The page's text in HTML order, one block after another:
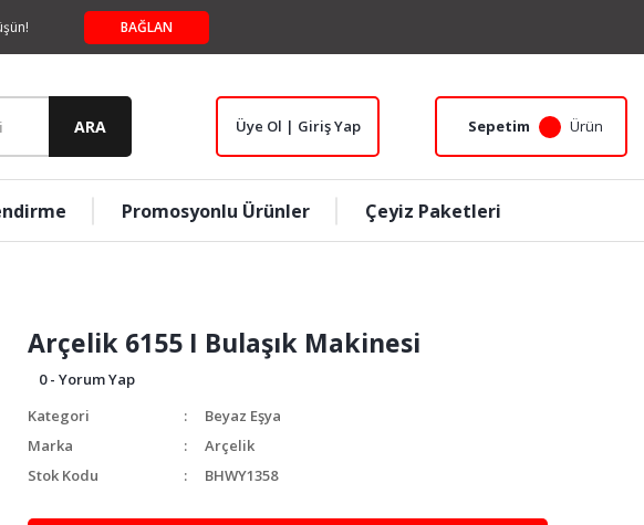
BAĞLAN
ARA Üye Ol | Giriş Yap Sepetim Ürün
Promosyonlu Ürünler Çeyiz Paketleri
Arçelik 6155 I Bulaşık Makinesi
0 - Yorum Yap
Kategori
Beyaz Eşya
Marka
Arçelik
Stok Kodu
BHWY1358